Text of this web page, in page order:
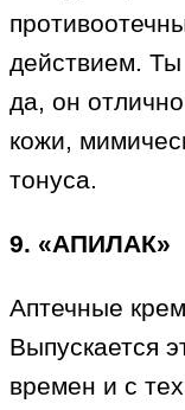
действием. Ты
да, он
кожи,
тонуса.
9. «АПИЛАК»
Аптечные
Выпускается
времен и с